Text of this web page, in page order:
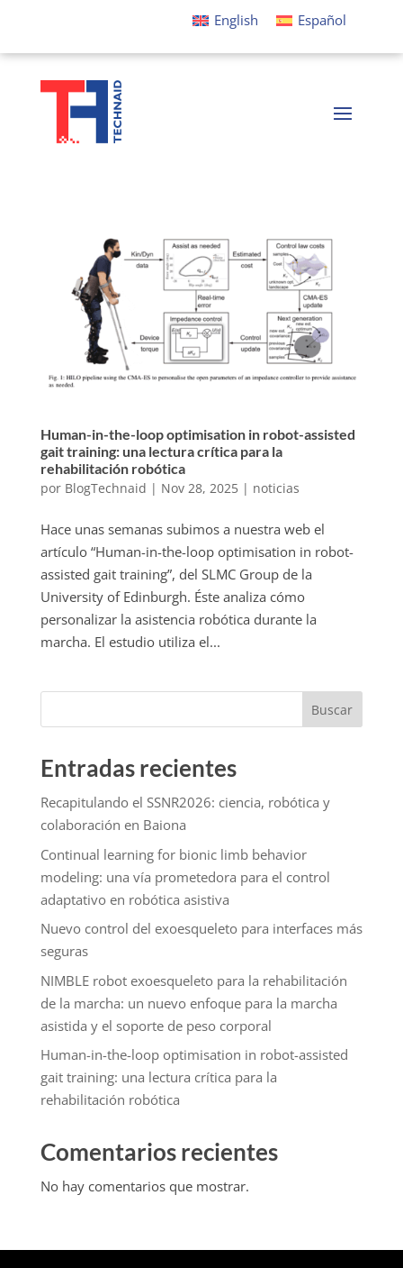
English Español
Human-in-the-loop optimisation in robot-assisted
gait training: una lectura crítica para la
rehabilitación robótica
por BlogTechnaid | Nov 28, 2025| noticias
Hace unas semanas subimos a nuestra web el
artículo “Human-in-the-loop optimisation in robot-
assisted gait training”, del SLMC Group de la
University of Edinburgh. Éste analiza cómo
personalizar la asistencia robótica durante la
marcha. El estudio utiliza el...
Buscar
Entradas recientes
Recapitulando el SSNR2026: ciencia, robótica y
colaboración en Baiona
Continual learning for bionic limb behavior
modeling: una vía prometedora para el control
adaptativo en robótica asistiva
Nuevo control del exoesqueleto para interfaces más
seguras
NIMBLE robot exoesqueleto para la rehabilitación
de la marcha: un nuevo enfoque para la marcha
asistida y el soporte de peso corporal
Human-in-the-loop optimisation in robot-assisted
gait training: una lectura crítica para la
rehabilitación robótica
Comentarios recientes
No hay comentarios que mostrar.